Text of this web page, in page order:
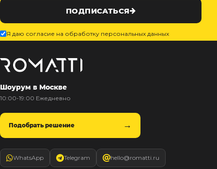
ПОДПИСАТЬСЯ
Я даю согласие на обработку персональных данных
Шоурум в Москве
10:00-19:00 Ежедневно
Подобрать решение
WhatsApp Telegram hello@romatti.ru